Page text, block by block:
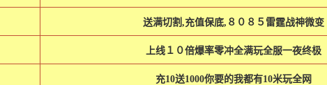
送满切割,充值保底,８０８５雷霆战神微变
上线１０倍爆率零冲全满玩全服一夜终极
充10送1000你要的我都有10米玩全网